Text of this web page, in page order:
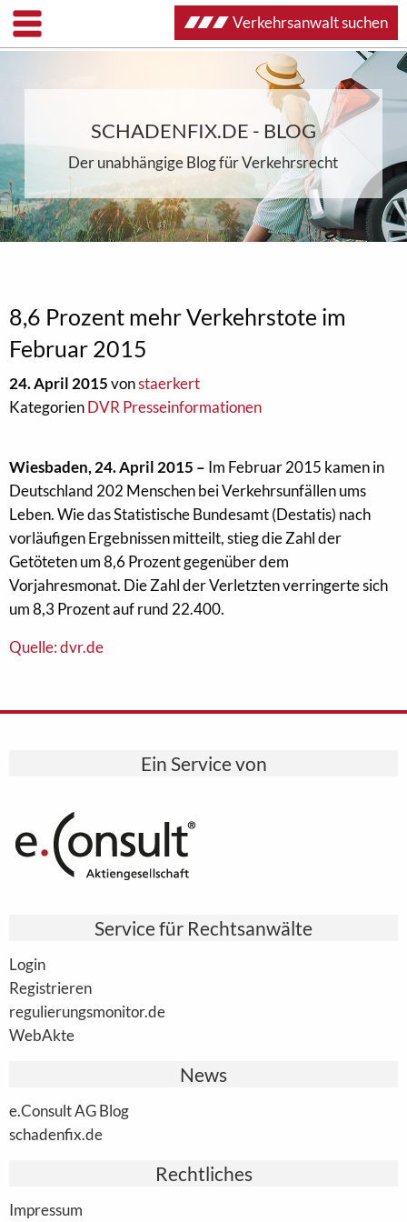
SCHADENFIX.DE - BLOG
Der unabhängige Blog für Verkehrsrecht
8,6 Prozent mehr Verkehrstote im
Februar 2015
24. April 2015vonstaerkert
KategorienDVR Presseinformationen
Wiesbaden, 24. April 2015 – Im Februar 2015 kamen in
Deutschland 202 Menschen bei Verkehrsunfällen ums
Leben. Wie das Statistische Bundesamt (Destatis) nach
vorläufigen Ergebnissen mitteilt, stieg die Zahl der
Getöteten um 8,6 Prozent gegenüber dem
Vorjahresmonat. Die Zahl der Verletzten verringerte sich
um 8,3 Prozent auf rund 22.400.
Quelle: dvr.de
Ein Service von
Service für Rechtsanwälte
Login
Registrieren
regulierungsmonitor.de
WebAkte
News
e.Consult AG Blog
schadenfix.de
Rechtliches
Impressum
Verkehrsanwalt suchen